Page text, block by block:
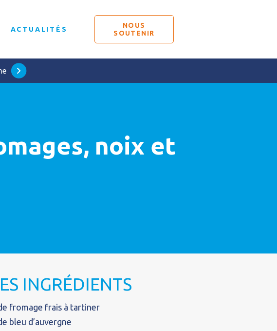
ACTUALITÉS
NOUS
SOUTENIR
noix et
INGRÉDIENTS
fromage frais à tartiner
bleu d’auvergne